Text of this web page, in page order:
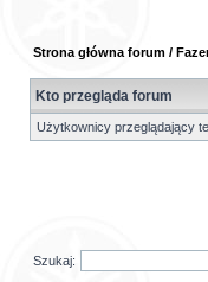
Strona główna forum /
Kto przegląda forum
Użytkownicy przeglądający
Szukaj: